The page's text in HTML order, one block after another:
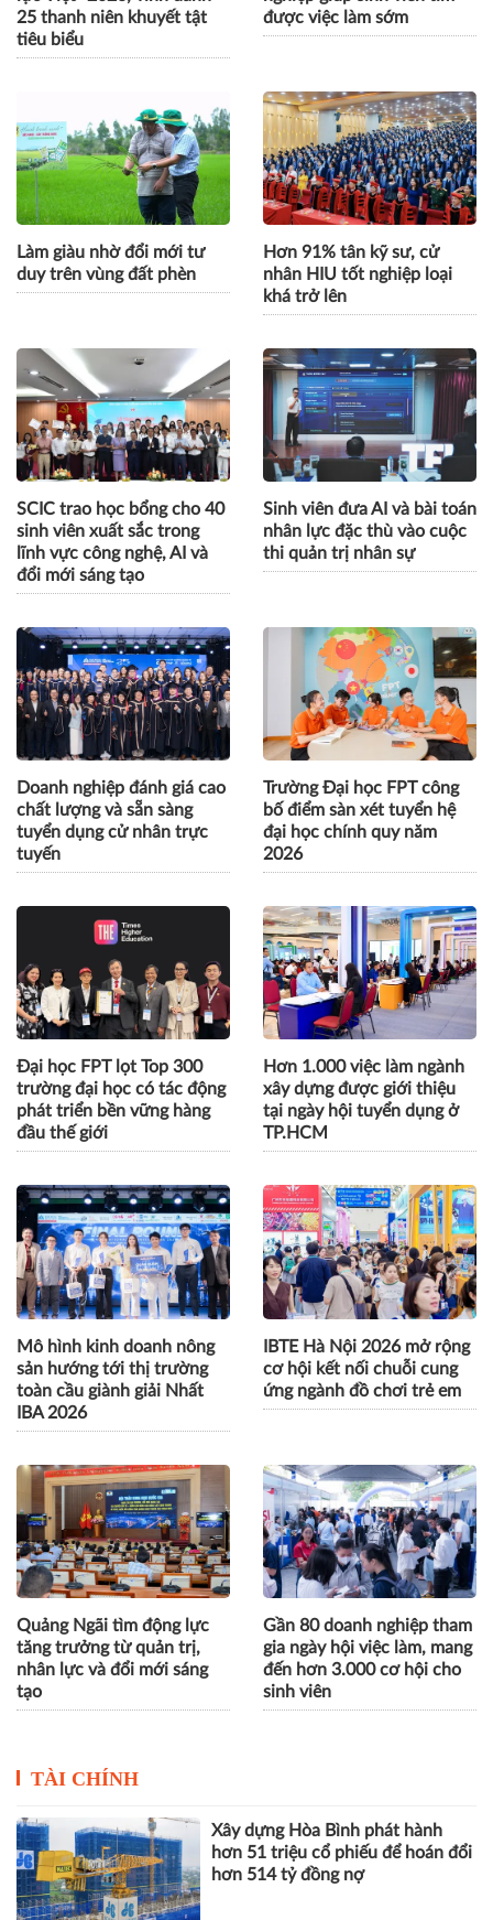
Khởi động “Tỏa sáng Nghị
lực Việt” 2026, vinh danh
25 thanh niên khuyết tật
tiêu biểu
Gắn đào tạo với doanh
nghiệp giúp sinh viên tìm
được việc làm sớm
Làm giàu nhờ đổi mới tư
duy trên vùng đất phèn
Hơn 91% tân kỹ sư, cử
nhân HIU tốt nghiệp loại
khá trở lên
SCIC trao học bổng cho 40
sinh viên xuất sắc trong
lĩnh vực công nghệ, AI và
đổi mới sáng tạo
Sinh viên đưa AI và bài toán
nhân lực đặc thù vào cuộc
thi quản trị nhân sự
Doanh nghiệp đánh giá cao
chất lượng và sẵn sàng
tuyển dụng cử nhân trực
tuyến
Trường Đại học FPT công
bố điểm sàn xét tuyển hệ
đại học chính quy năm
2026
Đại học FPT lọt Top 300
trường đại học có tác động
phát triển bền vững hàng
đầu thế giới
Hơn 1.000 việc làm ngành
xây dựng được giới thiệu
tại ngày hội tuyển dụng ở
TP.HCM
Mô hình kinh doanh nông
sản hướng tới thị trường
toàn cầu giành giải Nhất
IBA 2026
IBTE Hà Nội 2026 mở rộng
cơ hội kết nối chuỗi cung
ứng ngành đồ chơi trẻ em
Quảng Ngãi tìm động lực
nhân lực và đổi mới sáng
tạo
đến hơn 3.000 cơ hội cho
sinh viên